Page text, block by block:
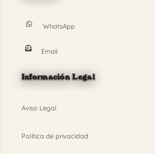
WhatsApp
Email
Información Legal
Aviso Legal
Política de privacidad